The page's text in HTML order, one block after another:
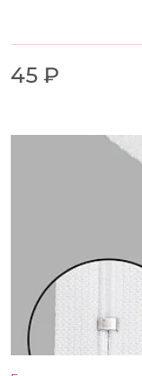
45 ₽